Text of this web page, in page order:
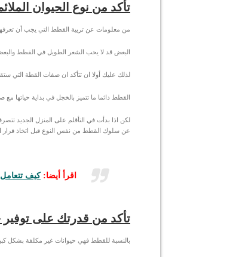
تأكد من نوع الحيوان
من معلومات عن تربية القطط التي يجب أن تعرفها
البعض قد لا يحب الشعر الطويل في القطط
لذلك عليك أولا ان تتأكد ان صفات القطة التي
القطط دائما ما تتميز بالخجل في بداية حياتها مع
لكن اذا بدأت في التأقلم على المنزل الجديد
عن سلوك القطط من نفس النوع قبل اتخاذ قرار
اقرأ أيضا:كيف
تأكد من قدرتك على توفير
بالنسبة للقطط فهي حيوانات غير مكلفة بشكل